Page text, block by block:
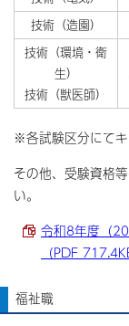
技術（造園）
技術（環境・衛
生）
技術（獣医師）
※各試験区分にてキ
その他、受験資格
い。
令和8年度（
（PDF
福祉職